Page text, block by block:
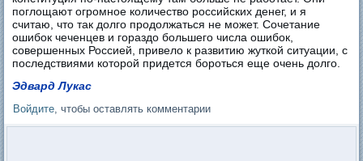
поглощают огромное количество российских денег, и я
считаю, что так долго продолжаться не может. Сочетание
ошибок чеченцев и гораздо большего числа ошибок,
совершенных Россией, привело к развитию жуткой ситуации, с
последствиями которой придется бороться еще очень долго.
Эдвард Лукас
Войдите , чтобы оставлять комментарии